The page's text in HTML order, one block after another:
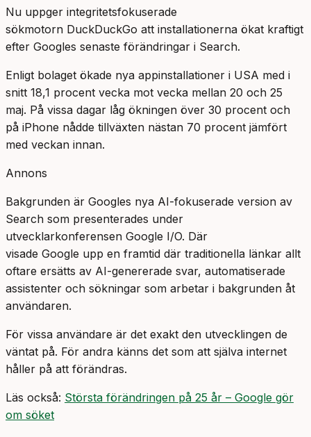
Nu uppger integritetsfokuserade
sökmotorn DuckDuckGo att installationerna ökat kraftigt
efter Googles senaste förändringar i Search.
Enligt bolaget ökade nya appinstallationer i USA med i
snitt 18,1 procent vecka mot vecka mellan 20 och 25
maj. På vissa dagar låg ökningen över 30 procent och
på iPhone nådde tillväxten nästan 70 procent jämfört
med veckan innan.
Annons
Bakgrunden är Googles nya AI-fokuserade version av
Search som presenterades under
utvecklarkonferensen Google I/O. Där
visade Google upp en framtid där traditionella länkar allt
oftare ersätts av AI-genererade svar, automatiserade
assistenter och sökningar som arbetar i bakgrunden åt
användaren.
För vissa användare är det exakt den utvecklingen de
väntat på. För andra känns det som att själva internet
håller på att förändras.
Läs också: Största förändringen på 25 år – Google gör
om söket